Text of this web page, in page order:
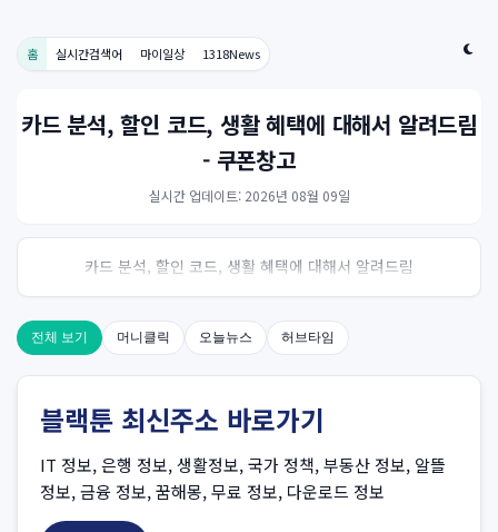
홈 실시간검색어 마이일상 1318News
카드 분석, 할인 코드, 생활 혜택에 대해서 알려드림
- 쿠폰창고
실시간 업데이트: 2026년 08월 09일
카드 분석, 할인 코드, 생활 혜택에 대해서 알려드림
전체 보기 머니클릭 오늘뉴스 허브타임
블랙툰 최신주소 바로가기
IT 정보, 은행 정보, 생활정보, 국가 정책, 부동산 정보, 알뜰
정보, 금융 정보, 꿈해몽, 무료 정보, 다운로드 정보